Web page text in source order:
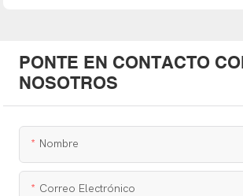
PONTE EN CONTACTO
NOSOTROS
Nombre
Correo Electrónico